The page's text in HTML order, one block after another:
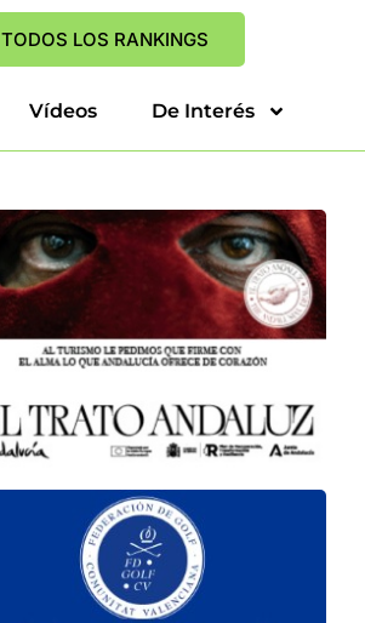
TODOS LOS RANKINGS
Vídeos De Interés